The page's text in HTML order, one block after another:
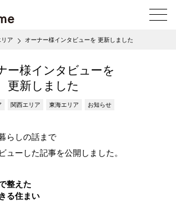
メ
ニ
ア オーナー様インタビューを 更新しました
ー様インタビューを
更新しました
関西エリア 東海エリア お知らせ
らしの話まで
ューした記事を公開しました。
整えた
る住まい